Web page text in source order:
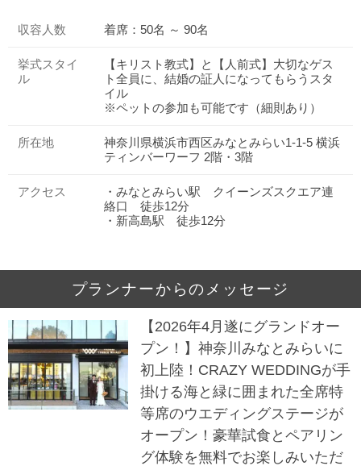
収容人数 着席：50名 ～ 90名
挙式スタイ
ル
【キリスト教式】と【人前式】大切なゲス
ト全員に、結婚の証人になってもらうスタ
イル
※ペットの参加も可能です（細則あり）
所在地
神奈川県横浜市西区みなとみらい1-1-5 横浜
ティンバーワーフ 2階・3階
アクセス
・みなとみらい駅 クイーンズスクエア連
絡口 徒歩12分
・新高島駅 徒歩12分
プランナーからのメッセージ
【2026年4月遂にグランドオー
プン！】神奈川みなとみらいに
初上陸！CRAZY WEDDINGが手
掛ける海と緑に囲まれた全席特
等席のウエディングステージが
オープン！豪華試食とペアリン
グ体験を無料でお楽しみいただ